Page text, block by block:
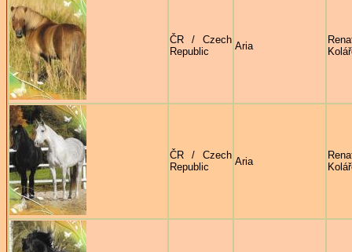
ČR / Czech
Republic
Aria
ČR / Czech
Republic
Aria